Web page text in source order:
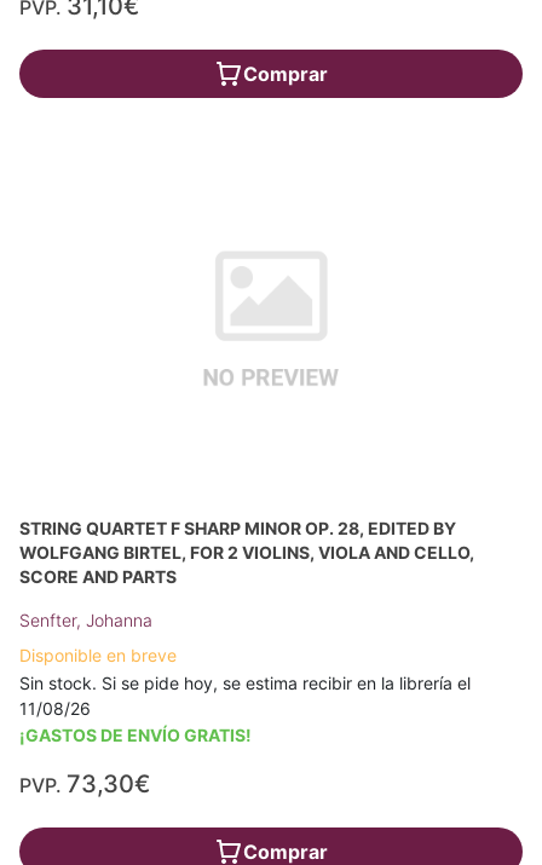
PVP.
Comprar
STRING QUARTET F SHARP MINOR OP. 28, EDITED BY
WOLFGANG BIRTEL, FOR 2 VIOLINS, VIOLA AND CELLO,
SCORE AND PARTS
Senfter, Johanna
Disponible en breve
Sin stock. Si se pide hoy, se estima recibir en la librería el
11/08/26
¡GASTOS DE ENVÍO GRATIS!
PVP. 73,30€
Comprar